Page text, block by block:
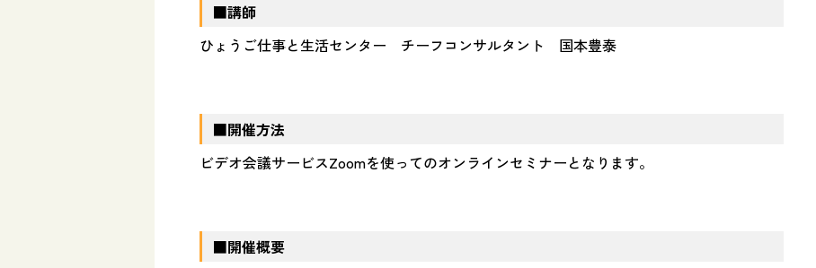
■講師
ひょうご仕事と生活センター チーフコンサルタント 国本豊泰
■開催方法
ビデオ会議サービスZoomを使ってのオンラインセミナーとなります。
■開催概要